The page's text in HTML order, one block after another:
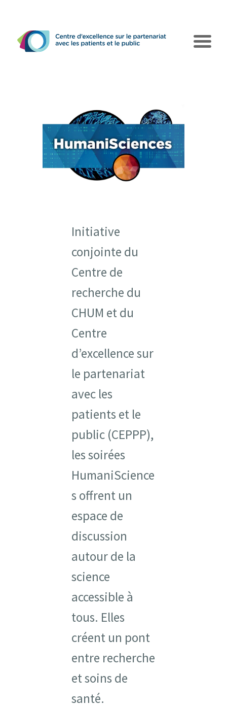
Le CEPPP
Ressources
Infolettre
Contactez-nous
English
Initiative
conjointe du
Centre de
recherche du
CHUM et du
Centre
d’excellence sur
le partenariat
avec les
patients et le
public (CEPPP),
les soirées
HumaniScience
s offrent un
espace de
discussion
autour de la
science
accessible à
tous. Elles
créent un pont
entre recherche
et soins de
santé.